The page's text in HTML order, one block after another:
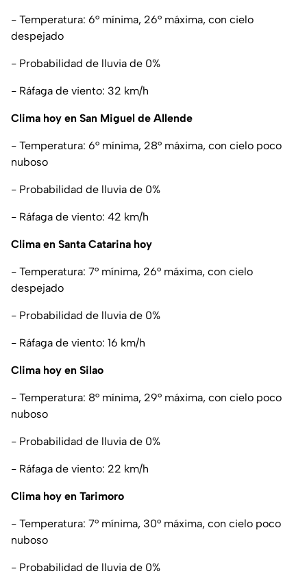
- Temperatura: 6° mínima, 26° máxima, con cielo
despejado
- Probabilidad de lluvia de 0%
- Ráfaga de viento: 32 km/h
Clima hoy en San Miguel de Allende
- Temperatura: 6° mínima, 28° máxima, con cielo poco
nuboso
- Probabilidad de lluvia de 0%
- Ráfaga de viento: 42 km/h
Clima en Santa Catarina hoy
- Temperatura: 7° mínima, 26° máxima, con cielo
despejado
- Probabilidad de lluvia de 0%
- Ráfaga de viento: 16 km/h
Clima hoy en Silao
- Temperatura: 8° mínima, 29° máxima, con cielo poco
nuboso
- Probabilidad de lluvia de 0%
- Ráfaga de viento: 22 km/h
Clima hoy en Tarimoro
- Temperatura: 7° mínima, 30° máxima, con cielo poco
nuboso
- Probabilidad de lluvia de 0%